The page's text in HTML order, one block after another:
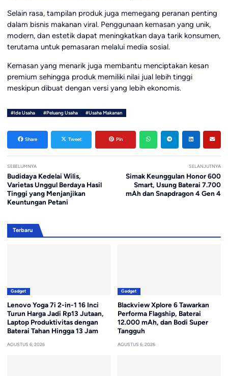
Selain rasa, tampilan produk juga memegang peranan penting
dalam bisnis makanan viral. Penggunaan kemasan yang unik,
modern, dan estetik dapat meningkatkan daya tarik konsumen,
terutama untuk pemasaran melalui media sosial.
Kemasan yang menarik juga membantu menciptakan kesan
premium sehingga produk memiliki nilai jual lebih tinggi
meskipun dibuat dengan versi yang lebih ekonomis.
#Ide Usaha #Peluang Usaha #Usaha Makanan
Share Tweet Pin
SEBELUMNYA
Budidaya Kedelai Wilis,
Varietas Unggul Berdaya Hasil
Tinggi yang Menjanjikan
Keuntungan Petani
SELANJUTNYA
Simak Keunggulan Honor 600
Smart, Usung Baterai 7.700
mAh dan Snapdragon 4 Gen 4
Terbaru
Gadget
Lenovo Yoga 7i 2-in-1 16 Inci
Turun Harga Jadi Rp13 Jutaan,
Laptop Produktivitas dengan
Baterai Tahan Hingga 13 Jam
AGUSTUS 6, 2026
Gadget
Blackview Xplore 6 Tawarkan
Performa Flagship, Baterai
12.000 mAh, dan Bodi Super
Tangguh
AGUSTUS 6, 2026